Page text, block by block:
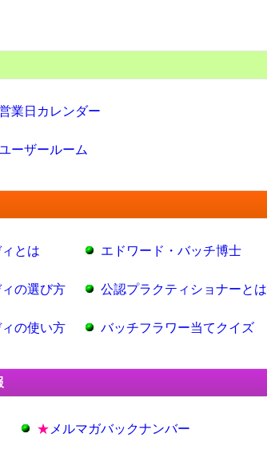
業日カレンダー
ーザールーム
とは
の選び方
の使い方
エドワード・バッチ博士
公認プラクティショナーとは
バッチフラワー当てクイズ
★ メルマガバックナンバー